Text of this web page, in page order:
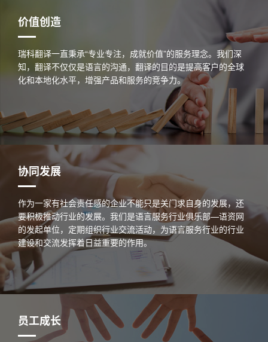
价值创造
瑞科翻译一直秉承“专业专注，成就价值”的服务理念。我们深
知，翻译不仅仅是语言的沟通，翻译的目的是提高客户的全球
化和本地化水平，增强产品和服务的竞争力。
协同发展
作为一家有社会责任感的企业不能只是关门求自身的发展，还
要积极推动行业的发展。我们是语言服务行业俱乐部—语资网
的发起单位，定期组织行业交流活动，为语言服务行业的行业
建设和交流发挥着日益重要的作用。
员工成长